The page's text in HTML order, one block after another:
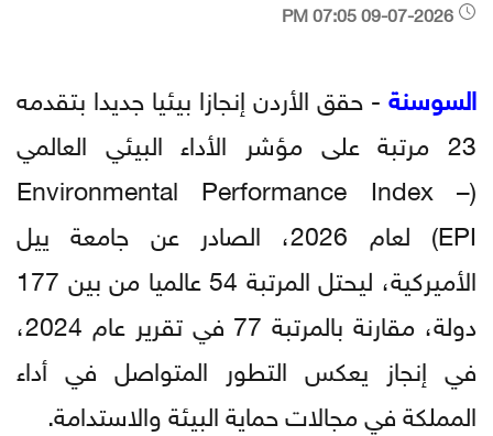
السوسنة- حقق الأردن إنجازا بيئيا جديدا بتقدمه
23 مرتبة على مؤشر الأداء البيئي العالمي
(Environmental Performance Index –
EPI) لعام 2026، الصادر عن جامعة ييل
الأميركية، ليحتل المرتبة 54 عالميا من بين 177
دولة، مقارنة بالمرتبة 77 في تقرير عام 2024،
في إنجاز يعكس التطور المتواصل في أداء
المملكة في مجالات حماية البيئة والاستدامة.